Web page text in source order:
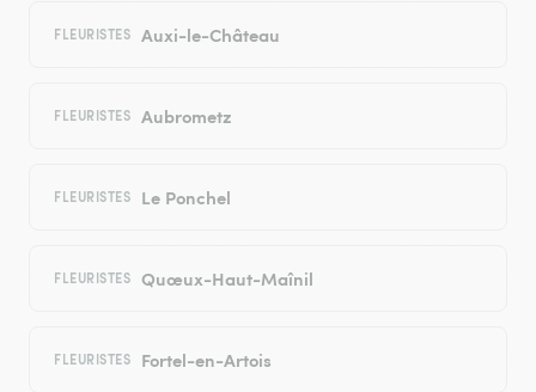
FLEURISTES Auxi-le-Château
FLEURISTES Aubrometz
FLEURISTES Le Ponchel
FLEURISTES Quœux-Haut-Maînil
FLEURISTES Fortel-en-Artois